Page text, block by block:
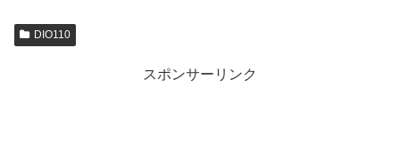
DIO110
スポンサーリンク